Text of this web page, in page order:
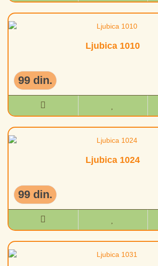
Ljubica 1010
99 din.
Ljubica 1024
99 din.